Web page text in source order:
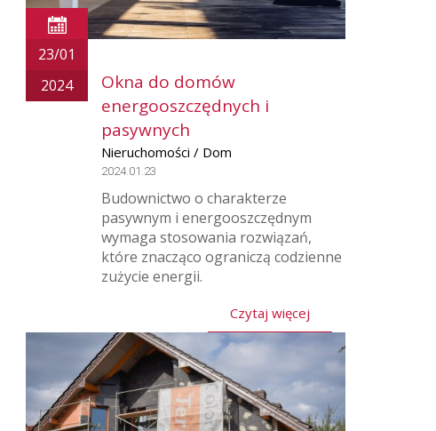
23/01
2024
Okna do domów
energooszczędnych i
pasywnych
Nieruchomości / Dom
2024.01.23
Budownictwo o charakterze
pasywnym i energooszczędnym
wymaga stosowania rozwiązań,
które znacząco ograniczą codzienne
zużycie energii.
Czytaj więcej